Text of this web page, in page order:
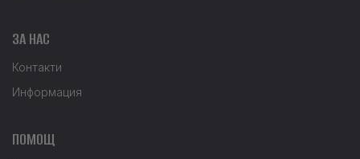
ЗА НАС
Контакти
Информация
ПОМОЩ